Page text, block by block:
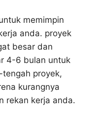
memimpin
anda. proyek
besar dan
4-6 bulan untuk
proyek,
kurangnya
rekan kerja anda.